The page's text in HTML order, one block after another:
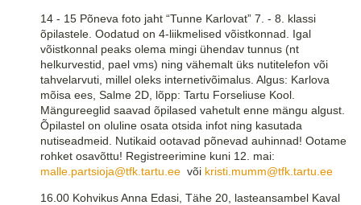
14 - 15 Põneva foto jaht “Tunne Karlovat” 7. - 8. klassi
õpilastele. Oodatud on 4-liikmelised võistkonnad. Igal
võistkonnal peaks olema mingi ühendav tunnus (nt
helkurvestid, pael vms) ning vähemalt üks nutitelefon või
tahvelarvuti, millel oleks internetivõimalus. Algus: Karlova
mõisa ees, Salme 2D, lõpp: Tartu Forseliuse Kool.
Mängureeglid saavad õpilased vahetult enne mängu algust.
Õpilastel on oluline osata otsida infot ning kasutada
nutiseadmeid. Nutikaid ootavad põnevad auhinnad! Ootame
rohket osavõttu! Registreerimine kuni 12. mai:
malle.partsioja@tfk.tartu.ee või kristi.mumm@tfk.tartu.ee
16.00 Kohvikus Anna Edasi, Tähe 20, lasteansambel Kaval